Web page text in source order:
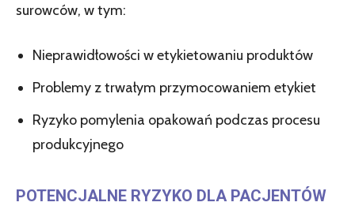
surowców, w tym:
Nieprawidłowości w etykietowaniu produktów
Problemy z trwałym przymocowaniem etykiet
Ryzyko pomylenia opakowań podczas procesu
produkcyjnego
POTENCJALNE RYZYKO DLA PACJENTÓW